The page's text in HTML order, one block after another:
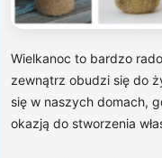
Wielkanoc to bardzo
zewnątrz obudzi się do
się w naszych domach,
okazją do stworzenia